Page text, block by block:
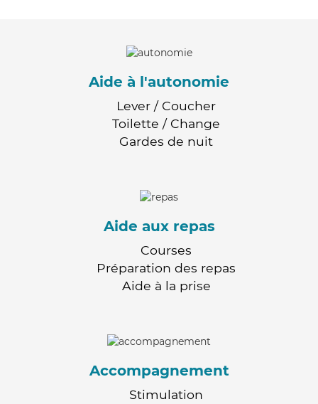
Aide à l'autonomie
Lever / Coucher
Toilette / Change
Gardes de nuit
Aide aux repas
Courses
Préparation des repas
Aide à la prise
Accompagnement
Stimulation